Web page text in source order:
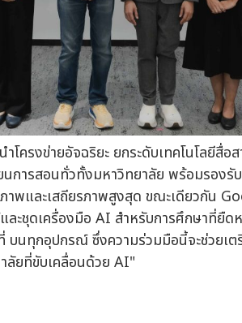
โครงข่ายอัจฉริยะ ยกระดับเทคโนโลยีสื่
นการสอนทั่วทั้งมหาวิทยาลัย พร้อมรอง
ภาพและเสถียรภาพสูงสุด ขณะเดียวกั
ละชุดเครื่องมือ AI สำหรับการศึกษาที่ยื
บนทุกอุปกรณ์ ซึ่งความร่วมมือนี้จะช่วยเ
ลัยที่ขับเคลื่อนด้วย AI"